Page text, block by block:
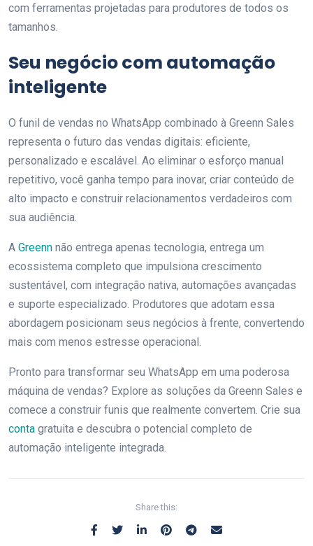
com ferramentas projetadas para produtores de todos os
tamanhos.
Seu negócio com automação
inteligente
O funil de vendas no WhatsApp combinado à Greenn Sales
representa o futuro das vendas digitais: eficiente,
personalizado e escalável. Ao eliminar o esforço manual
repetitivo, você ganha tempo para inovar, criar conteúdo de
alto impacto e construir relacionamentos verdadeiros com
sua audiência.
A Greenn não entrega apenas tecnologia, entrega um
ecossistema completo que impulsiona crescimento
sustentável, com integração nativa, automações avançadas
e suporte especializado. Produtores que adotam essa
abordagem posicionam seus negócios à frente, convertendo
mais com menos estresse operacional.
Pronto para transformar seu WhatsApp em uma poderosa
máquina de vendas? Explore as soluções da Greenn Sales e
comece a construir funis que realmente convertem. Crie sua
conta gratuita e descubra o potencial completo de
automação inteligente integrada.
Share this: